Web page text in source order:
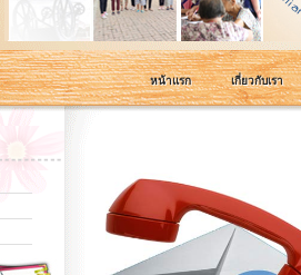
หน้าแรก เกี่ยวกับเรา